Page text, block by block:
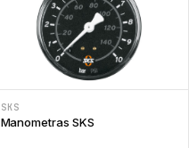
SKS
Manometras SKS